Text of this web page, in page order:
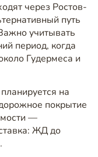
через Ростов-
путь
учитывать
период, когда
Гудермеса и
на
покрытие
—
ЖД до